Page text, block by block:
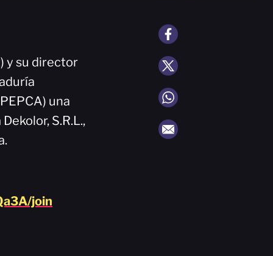
y su director
una
S.R.L.,
join